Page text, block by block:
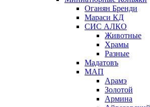
Оганян Бренди
Мараси КД
СИС АЛКО
Животные
Храмы
Разные
Мадатовъ
МАП
Арамэ
Золотой
Армина